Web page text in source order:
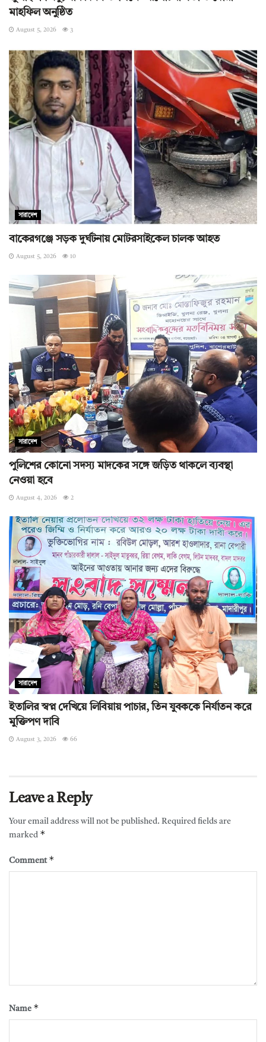
মাহফিল অনুষ্ঠিত
August 5, 2026 3
সারাদেশ
বাকেরগঞ্জে সড়ক দুর্ঘটনায় মোটরসাইকেল চালক আহত
August 5, 2026 10
সারাদেশ
পুলিশের কোনো সদস্য মাদকের সঙ্গে জড়িত থাকলে ব্যবস্থা
নেওয়া হবে
August 4, 2026 2
সারাদেশ
ইতালির স্বপ্ন দেখিয়ে লিবিয়ায় পাচার, তিন যুবককে নির্যাতন করে
মুক্তিপণ দাবি
August 3, 2026 66
Leave a Reply
Your email address will not be published. Required fields are
marked *
Comment *
Name *